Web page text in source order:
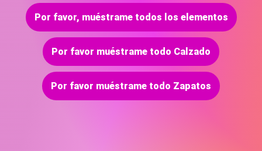
Por favor, muéstrame todos los elementos
Por favor muéstrame todo Calzado
Por favor muéstrame todo Zapatos